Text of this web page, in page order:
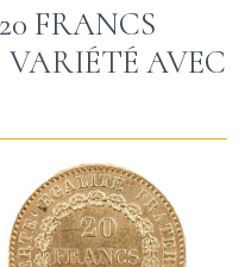
FRANCS
VARIÉTÉ AVEC